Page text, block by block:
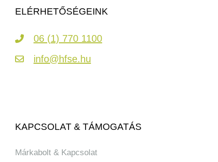
ELÉRHETŐSÉGEINK
06 (1) 770 1100
info@hfse.hu
KAPCSOLAT & TÁMOGATÁS
Márkabolt & Kapcsolat